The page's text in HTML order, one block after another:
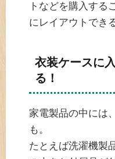
トなどを購入する
にレイアウトでき
衣装ケースに
る！
家電製品の中には
も。
たとえば洗濯機製